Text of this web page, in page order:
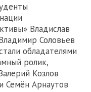
Владислав
Соловьев
обладателями
ролик,
Козлов
Семён Арнаутов